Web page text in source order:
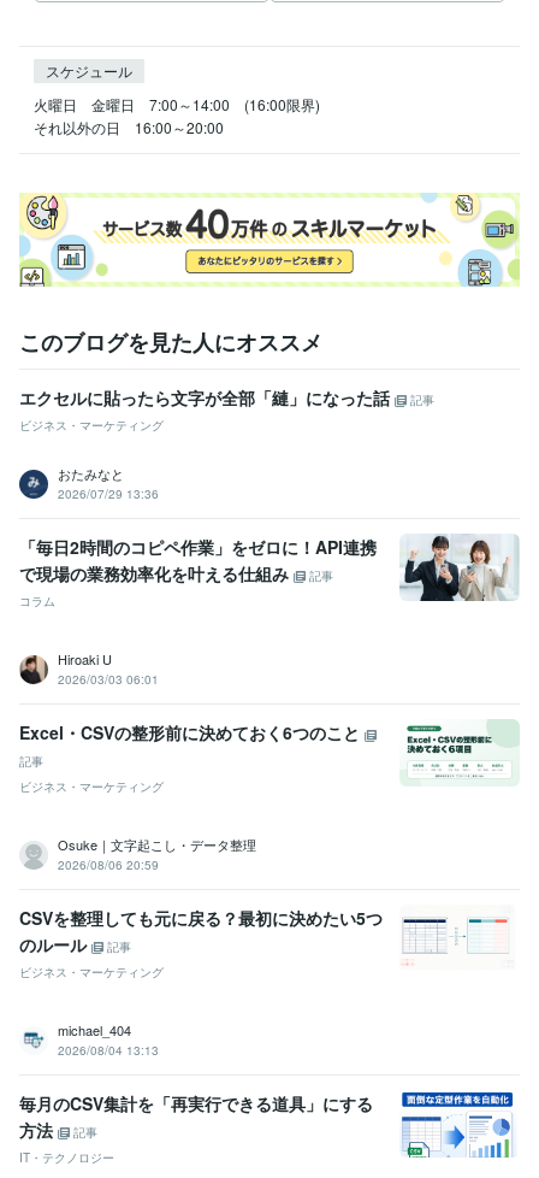
スケジュール
火曜日　金曜日　7:00～14:00　(16:00限界)
それ以外の日　16:00～20:00
このブログを見た人にオススメ
エクセルに貼ったら文字が全部「縺」になった話
記事
ビジネス・マーケティング
おたみなと
2026/07/29 13:36
「毎日2時間のコピペ作業」をゼロに！API連携
で現場の業務効率化を叶える仕組み
記事
コラム
Hiroaki U
2026/03/03 06:01
Excel・CSVの整形前に決めておく6つのこと
記事
ビジネス・マーケティング
Osuke｜文字起こし・データ整理
2026/08/06 20:59
CSVを整理しても元に戻る？最初に決めたい5つ
のルール
記事
ビジネス・マーケティング
michael_404
2026/08/04 13:13
毎月のCSV集計を「再実行できる道具」にする
方法
記事
IT・テクノロジー